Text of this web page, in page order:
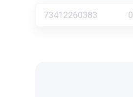
73412260383 0